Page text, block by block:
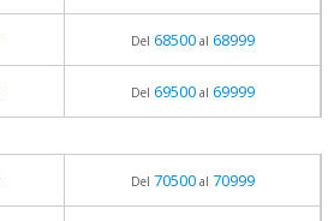
Del 68500al 68999
Del 69500al 69999
Del 70500al 70999